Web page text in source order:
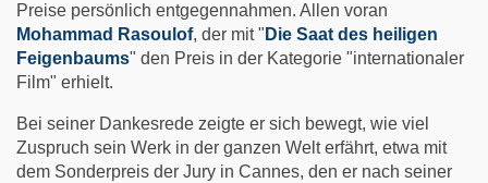
Preise persönlich entgegennahmen. Allen voran
Mohammad Rasoulof, der mit " Die Saat des heiligen
Feigenbaums" den Preis in der Kategorie "internationaler
Film" erhielt.
Bei seiner Dankesrede zeigte er sich bewegt, wie viel
Zuspruch sein Werk in der ganzen Welt erfährt, etwa mit
dem Sonderpreis der Jury in Cannes, den er nach seiner